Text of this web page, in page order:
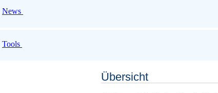
News
Tools
Übersicht